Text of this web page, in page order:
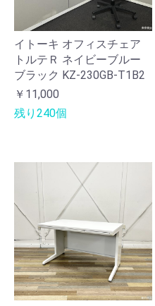
イトーキ オフィスチェア
トルテＲ ネイビーブルー
ブラック KZ-230GB-T1B2
￥11,000
残り240個